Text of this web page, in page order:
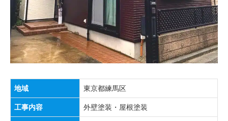
地域 東京都練馬区
工事内容 外壁塗装・屋根塗装